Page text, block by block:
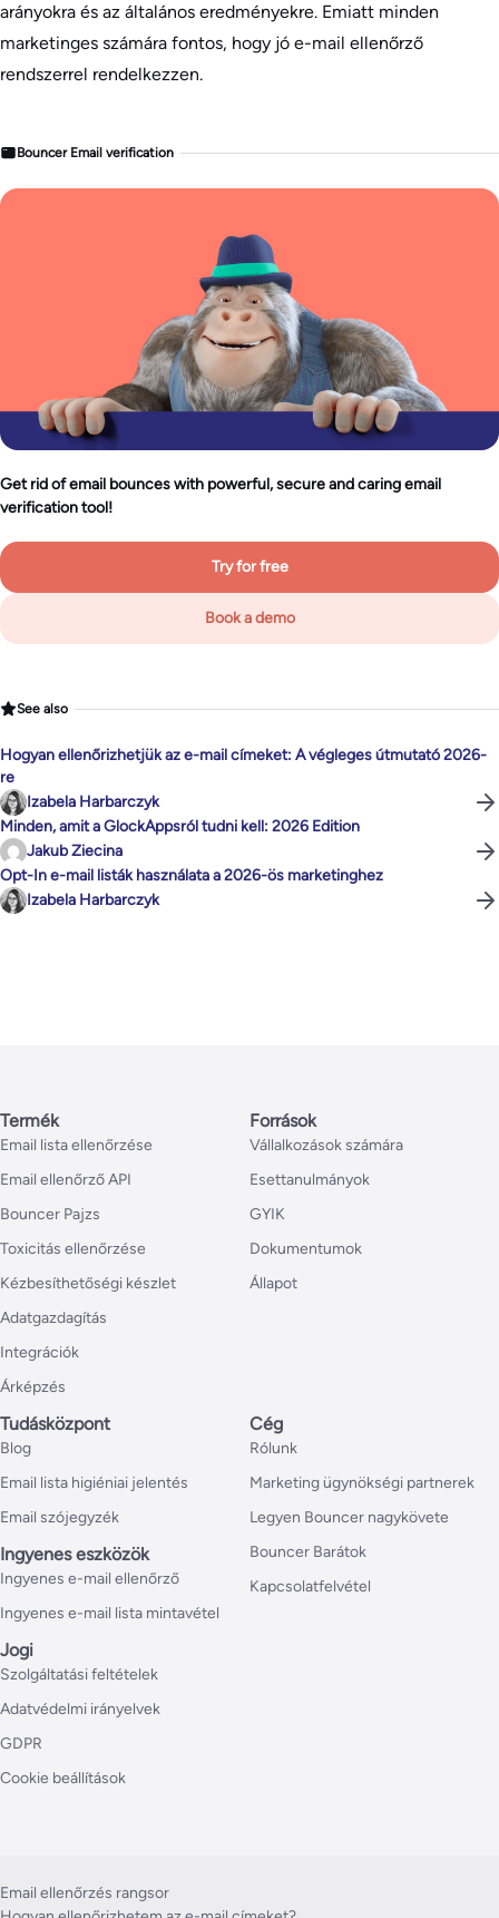
arányokra és az általános eredményekre. Emiatt minden
marketinges számára fontos, hogy jó e-mail ellenőrző
rendszerrel rendelkezzen.
Bouncer Email verification
Get rid of email bounces with powerful, secure and caring email
verification tool!
Try for free
Book a demo
See also
Hogyan ellenőrizhetjük az e-mail címeket: A végleges útmutató 2026-
re
Izabela Harbarczyk
Minden, amit a GlockAppsról tudni kell: 2026 Edition
Jakub Ziecina
Opt-In e-mail listák használata a 2026-ös marketinghez
Izabela Harbarczyk
Termék
Email lista ellenőrzése
Email ellenőrző API
Bouncer Pajzs
Toxicitás ellenőrzése
Kézbesíthetőségi készlet
Adatgazdagítás
Integrációk
Árképzés
Források
Vállalkozások számára
Esettanulmányok
GYIK
Dokumentumok
Állapot
Tudásközpont
Blog
Email lista higiéniai jelentés
Email szójegyzék
Ingyenes eszközök
Ingyenes e-mail ellenőrző
Ingyenes e-mail lista mintavétel
Cég
Rólunk
Marketing ügynökségi partnerek
Legyen Bouncer nagykövete
Bouncer Barátok
Kapcsolatfelvétel
Jogi
Szolgáltatási feltételek
Adatvédelmi irányelvek
GDPR
Cookie beállítások
Email ellenőrzés rangsor